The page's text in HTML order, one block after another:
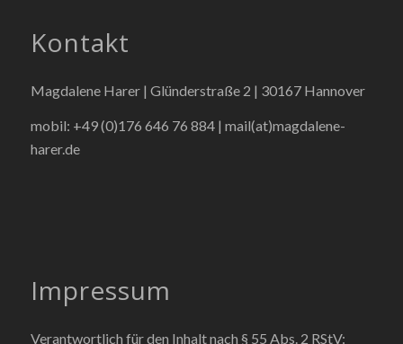
Kontakt
Magdalene Harer | Glünderstraße 2 | 30167 Hannover
mobil: +49 (0)176 646 76 884 | mail(at)magdalene-
harer.de
Impressum
Verantwortlich für den Inhalt nach § 55 Abs. 2 RStV: